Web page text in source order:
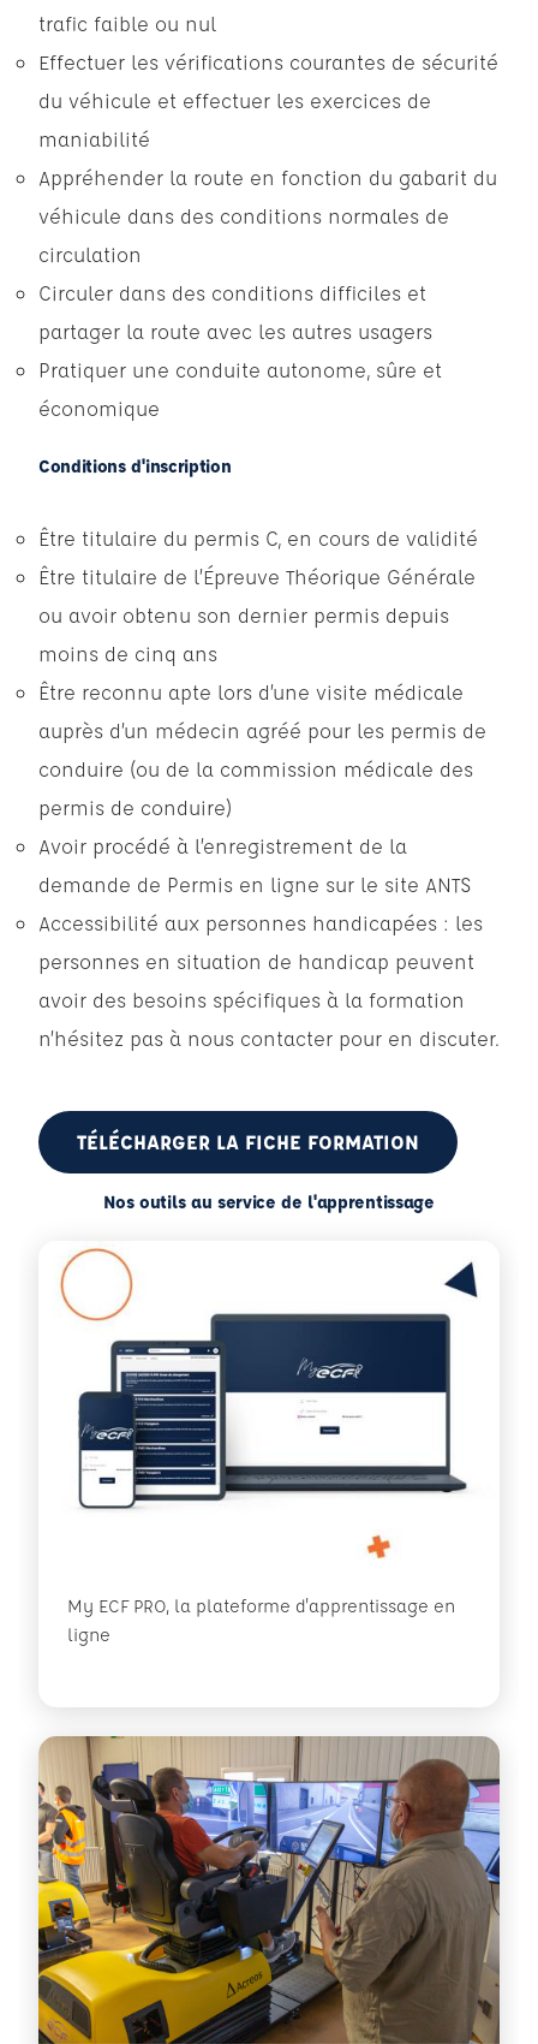
trafic faible ou nul
Effectuer les vérifications courantes de sécurité
du véhicule et effectuer les exercices de
maniabilité
Appréhender la route en fonction du gabarit du
véhicule dans des conditions normales de
circulation
Circuler dans des conditions difficiles et
partager la route avec les autres usagers
Pratiquer une conduite autonome, sûre et
économique
Conditions d'inscription
Être titulaire du permis C, en cours de validité
Être titulaire de l’Épreuve Théorique Générale
ou avoir obtenu son dernier permis depuis
moins de cinq ans
Être reconnu apte lors d’une visite médicale
auprès d’un médecin agréé pour les permis de
conduire (ou de la commission médicale des
permis de conduire)
Avoir procédé à l’enregistrement de la
demande de Permis en ligne sur le site ANTS
Accessibilité aux personnes handicapées : les
personnes en situation de handicap peuvent
avoir des besoins spécifiques à la formation
n’hésitez pas à nous contacter pour en discuter.
TÉLÉCHARGER LA FICHE FORMATION
Nos outils au service de l'apprentissage
My ECF PRO, la plateforme d'apprentissage en
ligne